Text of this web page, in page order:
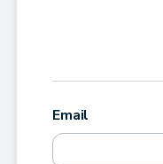
Email